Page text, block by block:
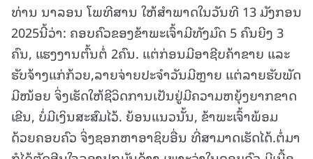
ທ່ານ ນາລອນ ໂພທີສານ ໃຫ້ສໍາພາດໃນວັນທີ 13 ມັງກອນ
2025ນີ້ວ່າ: ຄອບຄົວຂອງຂ້າພະເຈົ້າມີທັງມົດ 5 ຄົນຍີງ 3
ຄົນ, ແຮງງານຕົ້ນຕໍ່ 2ຄົນ. ແຕ່ກ່ອນມີອາຊີບຄ້າຂາຍ ແລະ
ຮັບຈ້າງແກ່ກ້ວຍ,ລາຍຈ່າຍປະຈໍາວັນມີຫຼາຍ ແຕ່ລາຍຮັບພັດ
ມີໜ້ອຍ ຈິ່ງເຮັດໃຫ້ຊີວິດການເປັນຢູ່ມີຄວາມຫຍຸ້ງຍາກຂາດ
ເຂີນ, ບໍ່ມີເງິນສະສົມໄວ້. ຍ້ອນແນວນັ້ນ, ຂ້າພະເຈົ້າພ້ອມ
ດ້ວຍຄອບຄົວ ຈິ່ງຊອກຫາອາຊິບອື່ນ ທີ່ສາມາດເຮັດໄດ້.ຕໍ່ມາ